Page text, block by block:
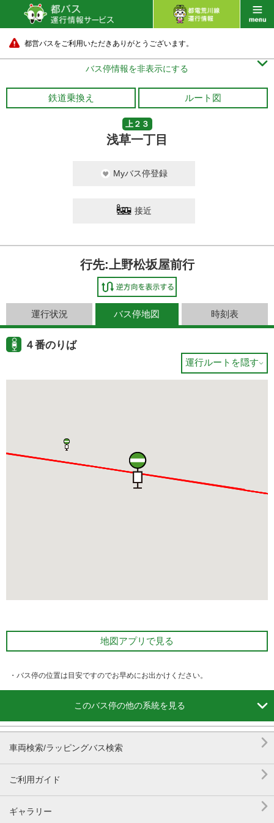
都営バスをご利用いただきありがとうございます。
バス停情報を非表示にする 
鉄道乗換え ルート図
上２３
浅草一丁目
Myバス停登録
接近
行先:上野松坂屋前行
運行状況 バス停地図 時刻表
４番のりば
運行ルートを隠す
地図アプリで見る
・バス停の位置は目安ですのでお早めにお出かけください。
このバス停の他の系統を見る 
車両検索/ラッピングバス検索 
ご利用ガイド 
ギャラリー 